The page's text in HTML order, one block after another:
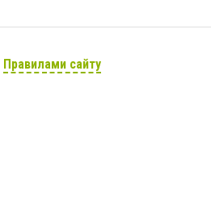
Правилами сайту